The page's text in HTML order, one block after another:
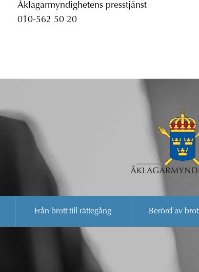
Åklagarmyndighetens presstjänst
010-562 50 20
Från brott till rättegång Berörd av